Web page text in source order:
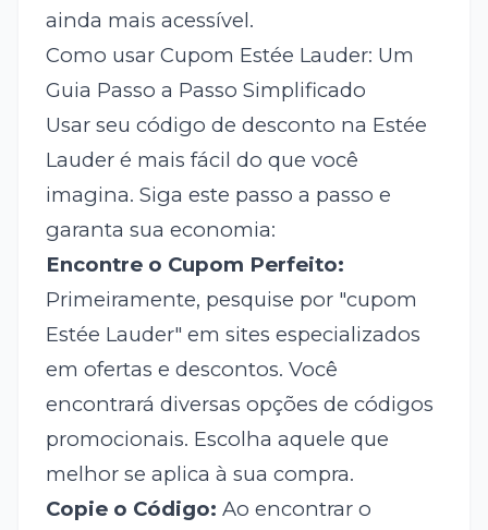
ainda mais acessível.
Como usar Cupom Estée Lauder: Um
Guia Passo a Passo Simplificado
Usar seu código de desconto na Estée
Lauder é mais fácil do que você
imagina. Siga este passo a passo e
garanta sua economia:
Encontre o Cupom Perfeito:
Primeiramente, pesquise por "cupom
Estée Lauder" em sites especializados
em ofertas e descontos. Você
encontrará diversas opções de códigos
promocionais. Escolha aquele que
melhor se aplica à sua compra.
Copie o Código: Ao encontrar o